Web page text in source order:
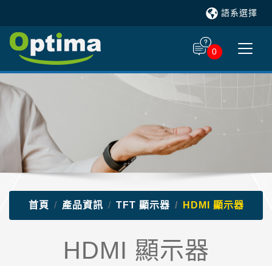
語系選擇
0
首頁 產品資訊 TFT 顯示器 HDMI 顯示器
HDMI 顯示器